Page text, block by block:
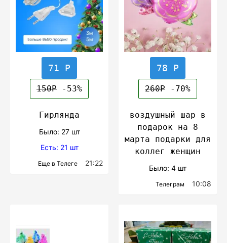
71 Р
150Р -53%
Гирлянда
Было: 27 шт
Есть: 21 шт
Еще в Телеге 21:22
78 Р
260Р -70%
воздушный шар в
подарок на 8
марта подарки для
коллег женщин
Было: 4 шт
Телеграм 10:08